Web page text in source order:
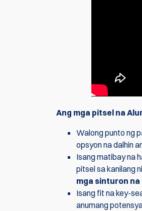
Ang mga pitsel na
Walong punto ng
opsyon na dalhin
Isang matibay na
pitsel sa kanilang
mga sinturon na
Isang fit na key-
anumang